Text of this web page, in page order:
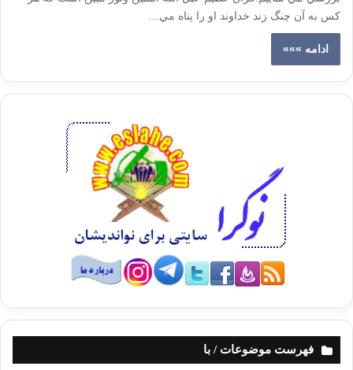
كس به آن چنگ زند خداوند او را پناه مي…
ادامه »»»
فهرست موضوعات / با